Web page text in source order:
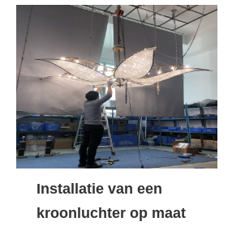
Installatie van een
kroonluchter op maat